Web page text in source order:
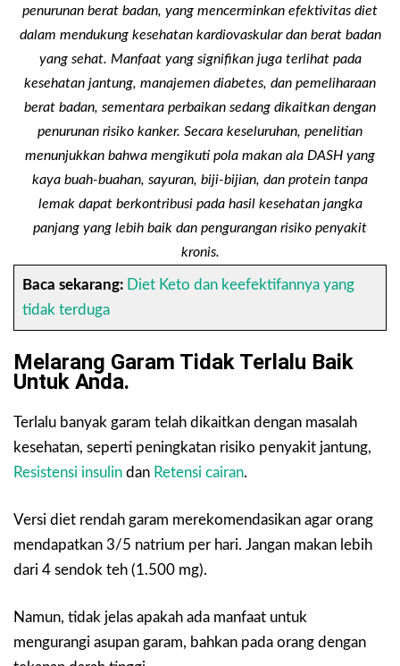
penurunan berat badan, yang mencerminkan efektivitas diet
dalam mendukung kesehatan kardiovaskular dan berat badan
yang sehat. Manfaat yang signifikan juga terlihat pada
kesehatan jantung, manajemen diabetes, dan pemeliharaan
berat badan, sementara perbaikan sedang dikaitkan dengan
penurunan risiko kanker. Secara keseluruhan, penelitian
menunjukkan bahwa mengikuti pola makan ala DASH yang
kaya buah-buahan, sayuran, biji-bijian, dan protein tanpa
lemak dapat berkontribusi pada hasil kesehatan jangka
panjang yang lebih baik dan pengurangan risiko penyakit
kronis.
Baca sekarang: Diet Keto dan keefektifannya yang
tidak terduga
Melarang Garam Tidak Terlalu Baik
Untuk Anda.
Terlalu banyak garam telah dikaitkan dengan masalah
kesehatan, seperti peningkatan risiko penyakit jantung,
Resistensi insulin dan Retensi cairan.
Versi diet rendah garam merekomendasikan agar orang
mendapatkan 3/5 natrium per hari. Jangan makan lebih
dari 4 sendok teh (1.500 mg).
Namun, tidak jelas apakah ada manfaat untuk
mengurangi asupan garam, bahkan pada orang dengan